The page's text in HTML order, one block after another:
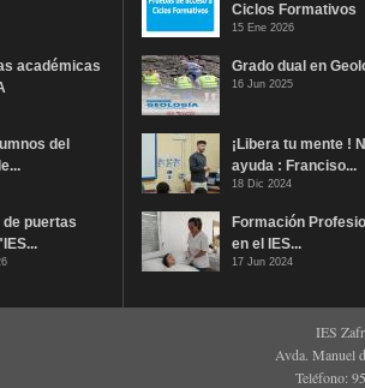
académicas
del
de puertas
Ciclos Formativos
15 Ene 2026
Grado dual en
16 Jun 2025
¡Libera tu mente !
ayuda : Franciso...
18 Dic 2024
Formación
en el IES...
17 Jun 2024
IES
Avda. Manuel
Teléfono: